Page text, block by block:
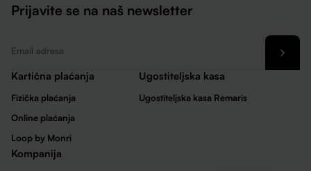
Prijavite se na naš newsletter
Kartična plaćanja
Fizička plaćanja
Online plaćanja
Loop by Monri
Ugostiteljska kasa
Ugostiteljska kasa Remaris
Kompanija